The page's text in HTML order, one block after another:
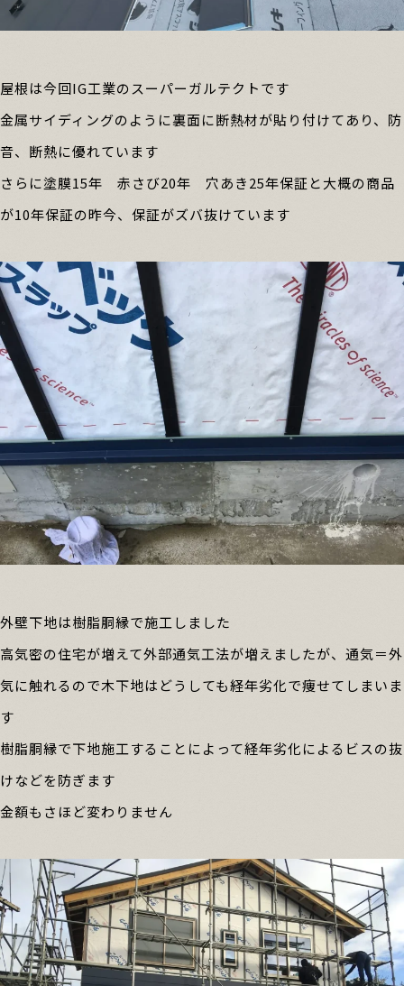
屋根は今回IG工業のスーパーガルテクトです
金属サイディングのように裏面に断熱材が貼り付けてあり、防
音、断熱に優れています
さらに塗膜15年 赤さび20年 穴あき25年保証と大概の商品
が10年保証の昨今、保証がズバ抜けています
外壁下地は樹脂胴縁で施工しました
高気密の住宅が増えて外部通気工法が増えましたが、通気＝外
気に触れるので木下地はどうしても経年劣化で痩せてしまいま
す
樹脂胴縁で下地施工することによって経年劣化によるビスの抜
けなどを防ぎます
金額もさほど変わりません